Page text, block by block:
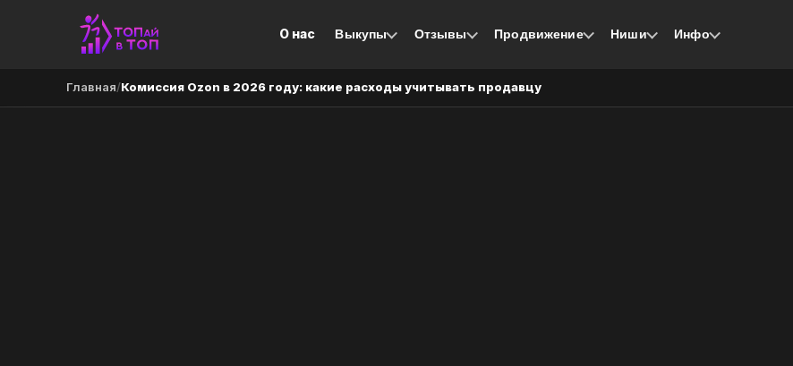
О нас Выкупы Отзывы Продвижение Ниши Инфо
Главная/Комиссия Ozon в 2026 году: какие расходы учитывать продавцу